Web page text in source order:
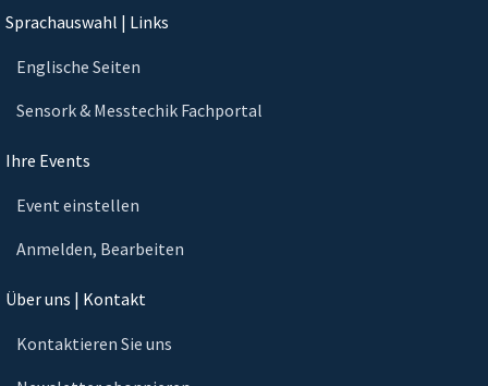
Sprachauswahl | Links
Englische Seiten
Sensork & Messtechik Fachportal
Ihre Events
Event einstellen
Anmelden, Bearbeiten
Über uns | Kontakt
Kontaktieren Sie uns